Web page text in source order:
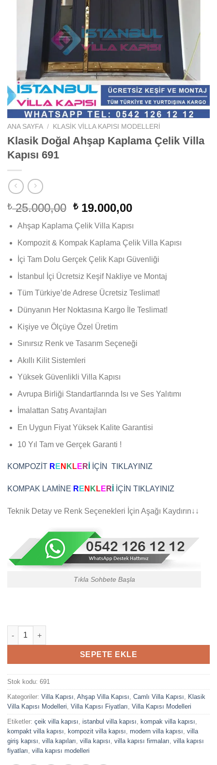
ANA SAYFA / KLASIK VILLA KAPISI MODELLERI
Klasik Doğal Ahşap Kaplama Çelik Villa
Kapısı 691
₺25.000,00 Orijinal
₺ 25.000,00.
₺19.000,00Şu
fiyat:
₺ 19.000,00.
Ahşap Kaplama Çelik Villa Kapısı
Kompozit & Kompak Kaplama Çelik Villa Kapısı
İçi Tam Dolu Gerçek Çelik Kapı Güvenliği
İstanbul İçi Ücretsiz Keşif Nakliye ve Montaj
Tüm Türkiye’de Adrese Ücretsiz Teslimat!
Dünyanın Her Noktasına Kargo İle Teslimat!
Kişiye ve Ölçüye Özel Üretim
Sınırsız Renk ve Tasarım Seçeneği
Akıllı Kilit Sistemleri
Yüksek Güvenlikli Villa Kapısı
Avrupa Birliği Standartlarında Isı ve Ses Yalıtımı
İmalattan Satış Avantajları
En Uygun Fiyat Yüksek Kalite Garantisi
10 Yıl Tam ve Gerçek Garanti !
KOMPOZİT R E N K LE R İÇİN TIKLAYINIZ
KOMPAK LAMİNE R E N K LE R İÇİN TIKLAYINIZ
Teknik Detay ve Renk Seçenekleri İçin Aşağı Kaydırın↓↓
Tıkla Sohbete Başla
Klasik Doğal Ahşap Kaplama Çelik Villa Kapısı 691 adet
SEPETE EKLE
Stok kodu: 691
Kategoriler: Villa Kapısı, Ahşap Villa Kapısı, Camlı Villa Kapısı, Klasik
Villa Kapısı Modelleri, Villa Kapısı Fiyatları, Villa Kapısı Modelleri
Etiketler: çeik villa kapısı, istanbul villa kapısı, kompak villa kapısı,
kompakt villa kapısı, kompozit villa kapısı, modern villa kapısı, villa
giriş kapısı, villa kapıları, villa kapısı, villa kapısı firmaları, villa kapısı
fiyatları, villa kapısı modelleri